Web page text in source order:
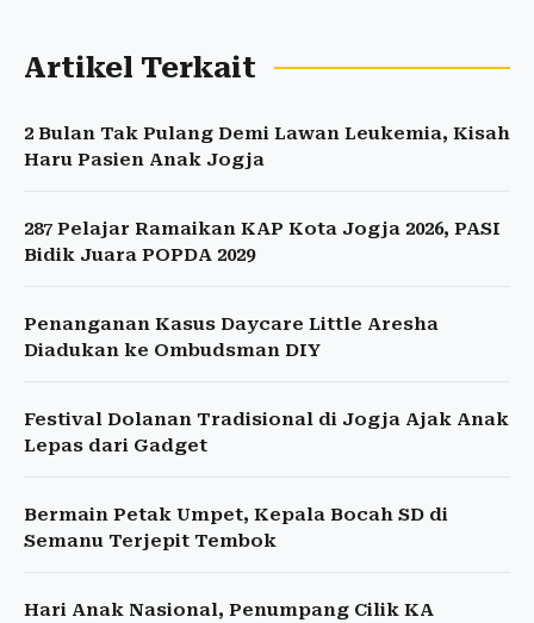
Artikel Terkait
2 Bulan Tak Pulang Demi Lawan Leukemia, Kisah
Haru Pasien Anak Jogja
287 Pelajar Ramaikan KAP Kota Jogja 2026, PASI
Bidik Juara POPDA 2029
Penanganan Kasus Daycare Little Aresha
Diadukan ke Ombudsman DIY
Festival Dolanan Tradisional di Jogja Ajak Anak
Lepas dari Gadget
Bermain Petak Umpet, Kepala Bocah SD di
Semanu Terjepit Tembok
Hari Anak Nasional, Penumpang Cilik KA